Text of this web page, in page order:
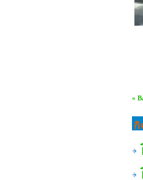
«
กิ